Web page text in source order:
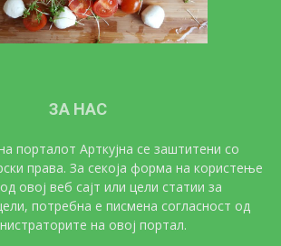
ЗА НАС
порталот Арткујна се заштитени со
права. За секоја форма на користење
овој веб сајт или цели статии за
потребна е писмена согласност од
на овој портал.